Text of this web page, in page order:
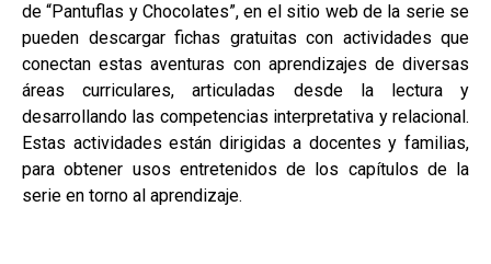
de “Pantuflas y Chocolates”, en el sitio web de la serie se
pueden descargar fichas gratuitas con actividades que
conectan estas aventuras con aprendizajes de diversas
áreas curriculares, articuladas desde la lectura y
desarrollando las competencias interpretativa y relacional.
Estas actividades están dirigidas a docentes y familias,
para obtener usos entretenidos de los capítulos de la
serie en torno al aprendizaje.